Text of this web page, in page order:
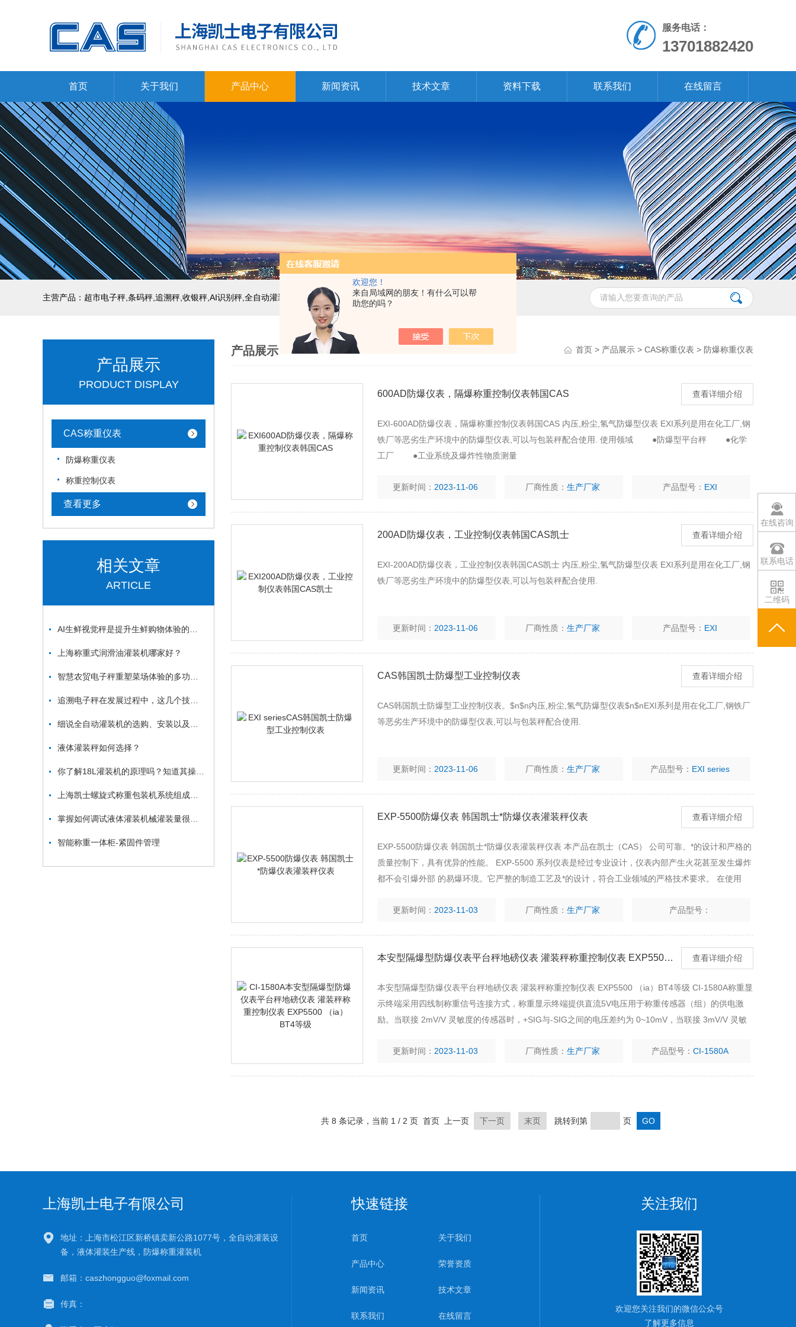
欢迎您！
来自局域网的朋友！有什么可以帮
助您的吗？
服务电话：
13701882420
首页 关于我们 产品中心 新闻资讯 技术文章 资料下载 联系我们 在线留言
主营产品：超市电子秤,条码秤,追溯秤,收银秤,AI识别秤,全自动灌装机设备,液体灌装生产线
产品展示
PRODUCT DISPLAY
CAS称重仪表
防爆称重仪表
称重控制仪表
查看更多
相关文章
ARTICLE
上海称重式润滑油灌装机哪家好？
液体灌装秤如何选择？
智能称重一体柜-紧固件管理
产品展示 首页 > 产品展示 > CAS称重仪表 > 防爆称重仪表
600AD防爆仪表，隔爆称重控制仪表韩国CAS 查看详细介绍
EXI-600AD防爆仪表，隔爆称重控制仪表韩国CAS 内压,粉尘,氢气防爆型仪表 EXI系列是用在化工厂,钢
铁厂等恶劣生产环境中的防爆型仪表,可以与包装秤配合使用. 使用领域 ●防爆型平台秤 ●化学
工厂 ●工业系统及爆炸性物质测量
更新时间： 2023-11-06 厂商性质：生产厂家 产品型号： EXI
200AD防爆仪表，工业控制仪表韩国CAS凯士 查看详细介绍
EXI-200AD防爆仪表，工业控制仪表韩国CAS凯士 内压,粉尘,氢气防爆型仪表 EXI系列是用在化工厂,钢
铁厂等恶劣生产环境中的防爆型仪表,可以与包装秤配合使用.
更新时间： 2023-11-06 厂商性质：生产厂家 产品型号： EXI
CAS韩国凯士防爆型工业控制仪表 查看详细介绍
CAS韩国凯士防爆型工业控制仪表。$n$n内压,粉尘,氢气防爆型仪表$n$nEXI系列是用在化工厂,钢铁厂
等恶劣生产环境中的防爆型仪表,可以与包装秤配合使用.
更新时间： 2023-11-06 厂商性质：生产厂家 产品型号： EXI series
EXP-5500防爆仪表 韩国凯士*防爆仪表灌装秤仪表 查看详细介绍
EXP-5500防爆仪表 韩国凯士*防爆仪表灌装秤仪表 本产品在凯士（CAS） 公司可靠、*的设计和严格的
质量控制下，具有优异的性能。 EXP-5500 系列仪表是经过专业设计，仪表内部产生火花甚至发生爆炸
都不会引爆外部 的易爆环境。它严整的制造工艺及*的设计，符合工业领域的严格技术要求。 在使用
更新时间： 2023-11-03 厂商性质：生产厂家 产品型号：
本安型隔爆型防爆仪表平台秤地磅仪表 灌装秤称重控制仪表 EXP5500 （ia）BT4等级 查看详细介绍
本安型隔爆型防爆仪表平台秤地磅仪表 灌装秤称重控制仪表 EXP5500 （ia）BT4等级 CI-1580A称重显
示终端采用四线制称重信号连接方式，称重显示终端提供直流5V电压用于称重传感器（组）的供电激
励。当联接 2mV/V 灵敏度的传感器时，+SIG与-SIG之间的电压差约为 0~10mV，当联接 3mV/V 灵敏
更新时间： 2023-11-03 厂商性质：生产厂家 产品型号：CI-1580A
共 8 条记录，当前 1 / 2 页 首页 上一页 下一页 末页 跳转到第 页
上海凯士电子有限公司
地址：上海市松江区新桥镇卖新公路1077号，全自动灌装设
备，液体灌装生产线，防爆称重灌装机
邮箱：caszhongguo@foxmail.com
传真：
快速链接
首页 关于我们
产品中心 荣誉资质
新闻资讯 技术文章
联系我们 在线留言
关注我们
欢迎您关注我们的微信公众号
了解更多信息
在线咨询
联系电话
二维码